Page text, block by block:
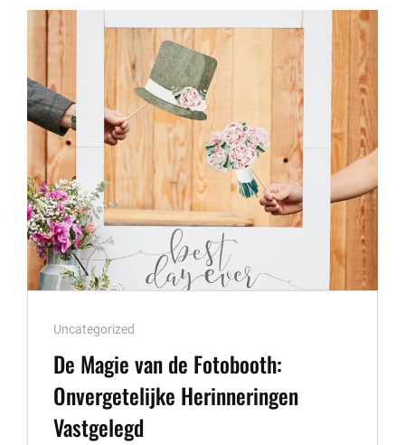
Cat
Links
Uncategorized
De Magie van de Fotobooth:
Onvergetelijke Herinneringen
Vastgelegd